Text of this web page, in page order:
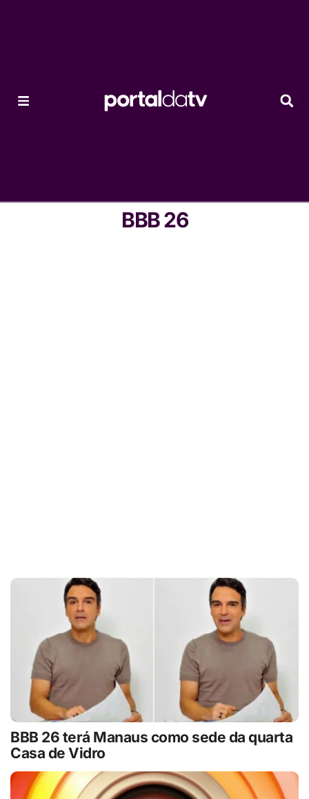
BBB 26
BBB 26 terá Manaus como sede da quarta
Casa de Vidro